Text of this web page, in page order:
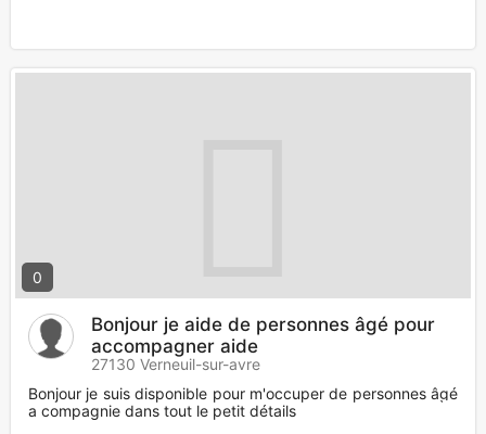
0
Bonjour je aide de personnes âgé pour
accompagner aide
27130 Verneuil-sur-avre
Bonjour je suis disponible pour m'occuper de personnes âgé
a compagnie dans tout le petit détails